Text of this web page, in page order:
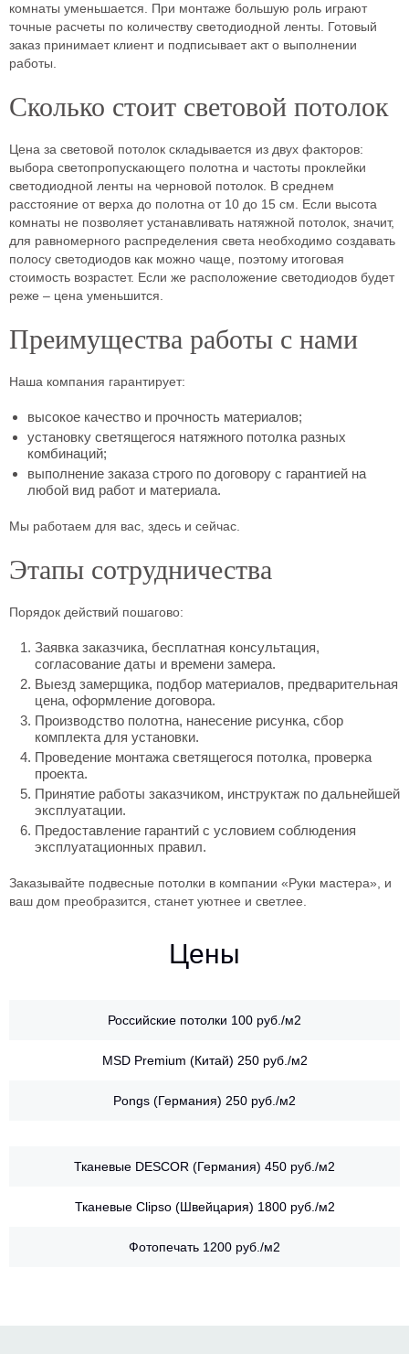
комнаты уменьшается. При монтаже большую роль играют
точные расчеты по количеству светодиодной ленты. Готовый
заказ принимает клиент и подписывает акт о выполнении
работы.
Сколько стоит световой потолок
Цена за световой потолок складывается из двух факторов:
выбора светопропускающего полотна и частоты проклейки
светодиодной ленты на черновой потолок. В среднем
расстояние от верха до полотна от 10 до 15 см. Если высота
комнаты не позволяет устанавливать натяжной потолок, значит,
для равномерного распределения света необходимо создавать
полосу светодиодов как можно чаще, поэтому итоговая
стоимость возрастет. Если же расположение светодиодов будет
реже – цена уменьшится.
Преимущества работы с нами
Наша компания гарантирует:
высокое качество и прочность материалов;
установку светящегося натяжного потолка разных
комбинаций;
выполнение заказа строго по договору с гарантией на
любой вид работ и материала.
Мы работаем для вас, здесь и сейчас.
Этапы сотрудничества
Порядок действий пошагово:
Заявка заказчика, бесплатная консультация,
согласование даты и времени замера.
Выезд замерщика, подбор материалов, предварительная
цена, оформление договора.
Производство полотна, нанесение рисунка, сбор
комплекта для установки.
Проведение монтажа светящегося потолка, проверка
проекта.
Принятие работы заказчиком, инструктаж по дальнейшей
эксплуатации.
Предоставление гарантий с условием соблюдения
эксплуатационных правил.
Заказывайте подвесные потолки в компании «Руки мастера», и
ваш дом преобразится, станет уютнее и светлее.
Цены
Российские потолки 100 руб./м2
MSD Premium (Китай) 250 руб./м2
Pongs (Германия) 250 руб./м2
Тканевые DESCOR (Германия) 450 руб./м2
Тканевые Clipso (Швейцария) 1800 руб./м2
Фотопечать 1200 руб./м2